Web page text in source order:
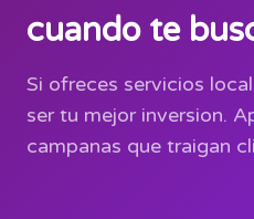
cuando te
Si ofreces servicios
ser tu mejor inversion.
campanas que traigan